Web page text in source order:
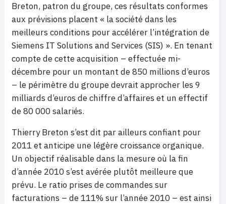
Breton, patron du groupe, ces résultats conformes
aux prévisions placent « la société dans les
meilleurs conditions pour accélérer l’intégration de
Siemens IT Solutions and Services (SIS) ». En tenant
compte de cette acquisition – effectuée mi-
décembre pour un montant de 850 millions d’euros
– le périmètre du groupe devrait approcher les 9
milliards d’euros de chiffre d’affaires et un effectif
de 80 000 salariés.
Thierry Breton s’est dit par ailleurs confiant pour
2011 et anticipe une légère croissance organique.
Un objectif réalisable dans la mesure où la fin
d’année 2010 s’est avérée plutôt meilleure que
prévu. Le ratio prises de commandes sur
facturations – de 111% sur l’année 2010 – est ainsi